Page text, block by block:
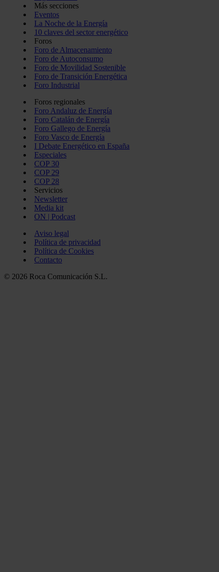
Más secciones
Eventos
La Noche de la Energía
10 claves del sector energético
Foros
Foro de Almacenamiento
Foro de Autoconsumo
Foro de Movilidad Sostenible
Foro de Transición Energética
Foro Industrial
Foros regionales
Foro Andaluz de Energía
Foro Catalán de Energía
Foro Gallego de Energía
Foro Vasco de Energía
I Debate Energético en España
Especiales
COP 30
COP 29
COP 28
Servicios
Newsletter
Media kit
ON | Podcast
Aviso legal
Política de privacidad
Política de Cookies
Contacto
© 2026 Roca Comunicación S.L.